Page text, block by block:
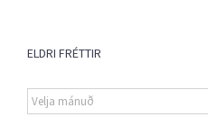
ELDRI FRÉTTIR
Eldri
fréttir